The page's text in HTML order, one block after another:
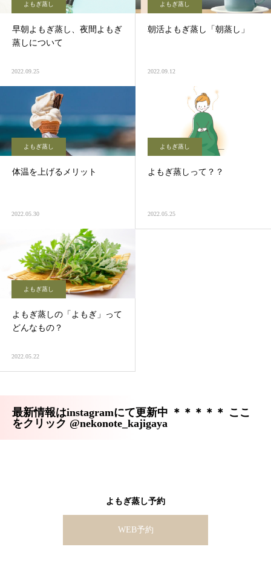
よもぎ蒸し
早朝よもぎ蒸し、夜間よもぎ
蒸しについて
2022.09.25
よもぎ蒸し
朝活よもぎ蒸し「朝蒸し」
2022.09.12
よもぎ蒸し
体温を上げるメリット
2022.05.30
よもぎ蒸し
よもぎ蒸しって？？
2022.05.25
よもぎ蒸し
よもぎ蒸しの「よもぎ」って
どんなもの？
2022.05.22
最新情報はinstagramにて更新中 ＊＊＊＊＊ ここ
をクリック @nekonote_kajigaya
よもぎ蒸し予約
WEB予約